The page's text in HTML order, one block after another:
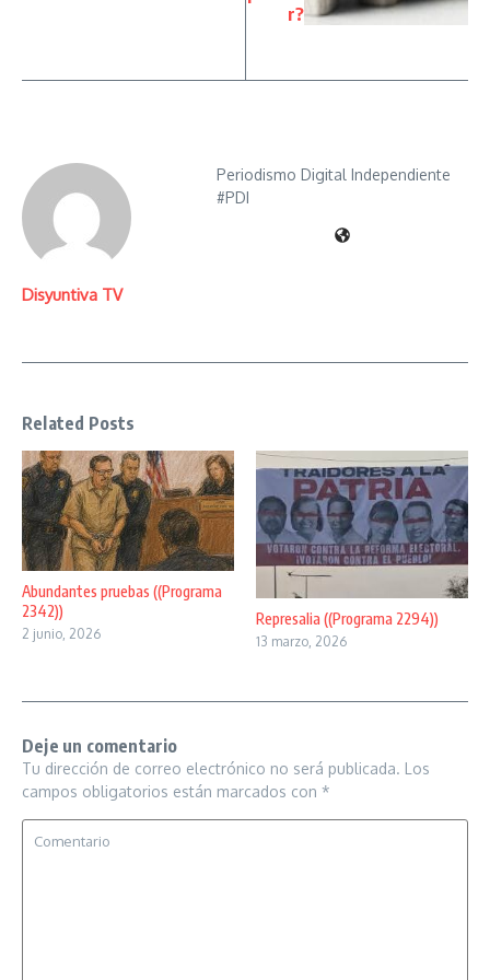
r?
Disyuntiva TV
Periodismo Digital Independiente
#PDI
Related Posts
Abundantes pruebas ((Programa
2342))
2 junio, 2026
Represalia ((Programa 2294))
13 marzo, 2026
Deje un comentario
Tu dirección de correo electrónico no será publicada. Los
campos obligatorios están marcados con *